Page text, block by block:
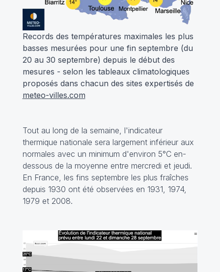
Records des températures maximales les plus
basses mesurées pour une fin septembre (du
20 au 30 septembre) depuis le début des
mesures - selon les tableaux climatologiques
proposés dans chacun des sites expertisés de
meteo-villes.com
Tout au long de la semaine, l'indicateur
thermique nationale sera largement inférieur aux
normales avec un minimum d'environ 5°C en-
dessous de la moyenne entre mercredi et jeudi.
En France, les fins septembre les plus fraîches
depuis 1930 ont été observées en 1931, 1974,
1979 et 2008.